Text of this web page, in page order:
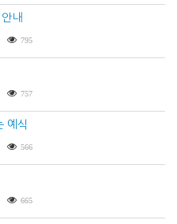
내
795
757
예식
566
665